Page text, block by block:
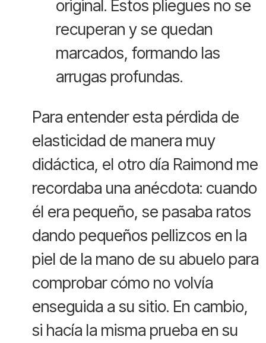
original. Estos pliegues no se
recuperan y se quedan
marcados, formando las
arrugas profundas.
Para entender esta pérdida de
elasticidad de manera muy
didáctica, el otro día Raimond me
recordaba una anécdota: cuando
él era pequeño, se pasaba ratos
dando pequeños pellizcos en la
piel de la mano de su abuelo para
comprobar cómo no volvía
enseguida a su sitio. En cambio,
si hacía la misma prueba en su